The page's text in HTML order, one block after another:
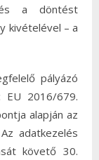
és a döntést
kivételével – a
pályázó
EU 2016/679.
alapján az
adatkezelés
követő 30.